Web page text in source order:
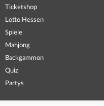
Ticketshop
Lotto Hessen
Spiele
Mahjong
Backgammon
Quiz
Partys